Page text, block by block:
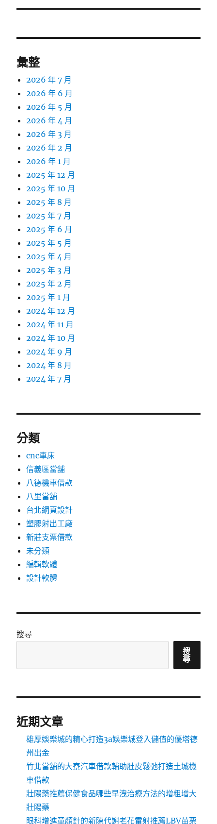
文
彙整
2026 年 7 月
2026 年 6 月
2026 年 5 月
2026 年 4 月
2026 年 3 月
2026 年 2 月
2026 年 1 月
2025 年 12 月
2025 年 10 月
2025 年 8 月
2025 年 7 月
2025 年 6 月
2025 年 5 月
2025 年 4 月
2025 年 3 月
2025 年 2 月
2025 年 1 月
2024 年 12 月
2024 年 11 月
2024 年 10 月
2024 年 9 月
2024 年 8 月
2024 年 7 月
分類
cnc車床
信義區當舖
八德機車借款
八里當舖
台北網頁設計
塑膠射出工廠
新莊支票借款
未分類
編輯軟體
設計軟體
搜尋
搜
尋
近期文章
雄厚娛樂城的精心打造3a娛樂城登入儲值的優塔德
州出金
竹北當舖的大寮汽車借款輔助肚皮鬆弛打造土城機
車借款
壯陽藥推薦保健食品哪些早洩治療方法的增粗增大
壯陽藥
眼科增進童顏針的新陳代謝老花雷射推薦LBV苗栗